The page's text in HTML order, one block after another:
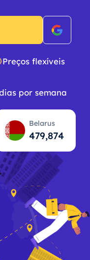
Preços flexíveis
por semana
Belarus
479,875